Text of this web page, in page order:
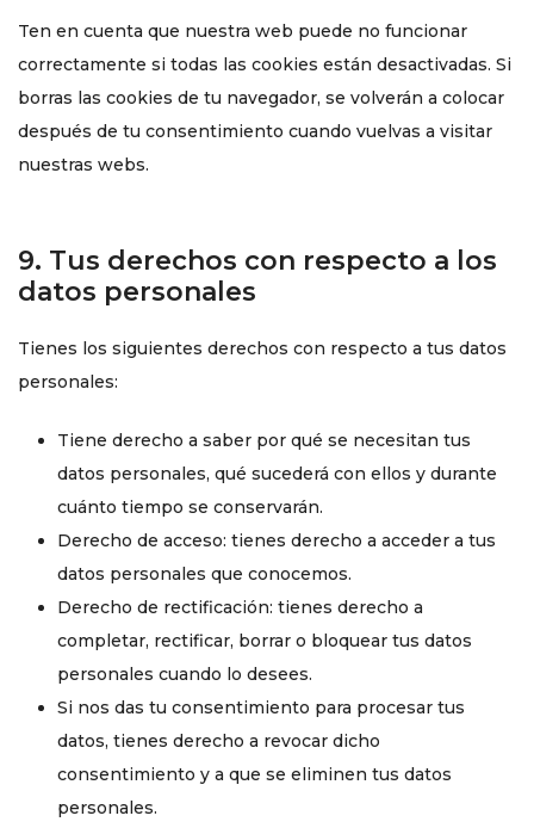
Ten en cuenta que nuestra web puede no funcionar
correctamente si todas las cookies están desactivadas. Si
borras las cookies de tu navegador, se volverán a colocar
después de tu consentimiento cuando vuelvas a visitar
nuestras webs.
9. Tus derechos con respecto a los
datos personales
Tienes los siguientes derechos con respecto a tus datos
personales:
Tiene derecho a saber por qué se necesitan tus
datos personales, qué sucederá con ellos y durante
cuánto tiempo se conservarán.
Derecho de acceso: tienes derecho a acceder a tus
datos personales que conocemos.
Derecho de rectificación: tienes derecho a
completar, rectificar, borrar o bloquear tus datos
personales cuando lo desees.
Si nos das tu consentimiento para procesar tus
datos, tienes derecho a revocar dicho
consentimiento y a que se eliminen tus datos
personales.